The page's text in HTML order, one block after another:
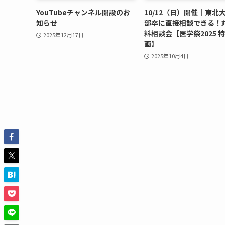
YouTubeチャンネル開設のお
知らせ
2025年12月17日
10/12（日）開催｜東北
部卒に直接相談できる！
料相談会【医学祭2025
画】
2025年10月4日